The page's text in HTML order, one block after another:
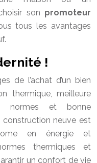
son promoteur
tous les avantages
!
de l’achat d’un bien
thermique, meilleure
normes et bonne
construction neuve est
en énergie et
thermiques et
un confort de vie